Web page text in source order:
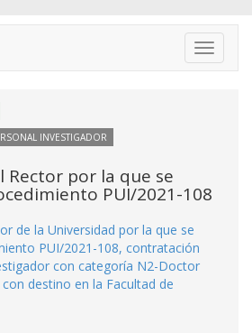
Toggle
INVESTIGADOR
Rector por la que se
PUI/2021-108
de la Universidad por la que se
PUI/2021-108, contratación
con categoría N2-Doctor
destino en la Facultad de